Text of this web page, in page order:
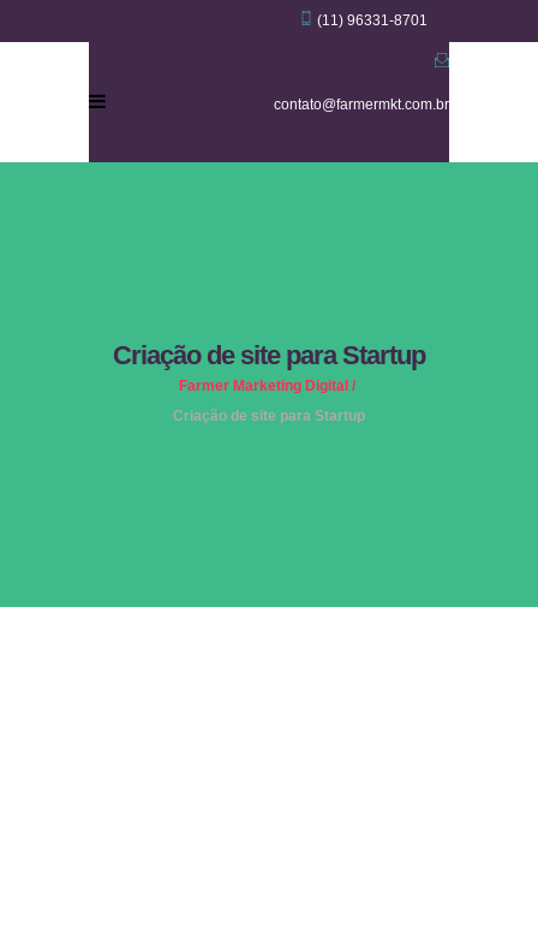
(11) 96331-8701
contato@farmermkt.com.br
Criação de site para Startup
Farmer Marketing Digital /
Criação de site para Startup